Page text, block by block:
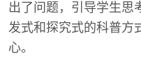
出了问题，引导学生思
发式和探究式的科普方
心。